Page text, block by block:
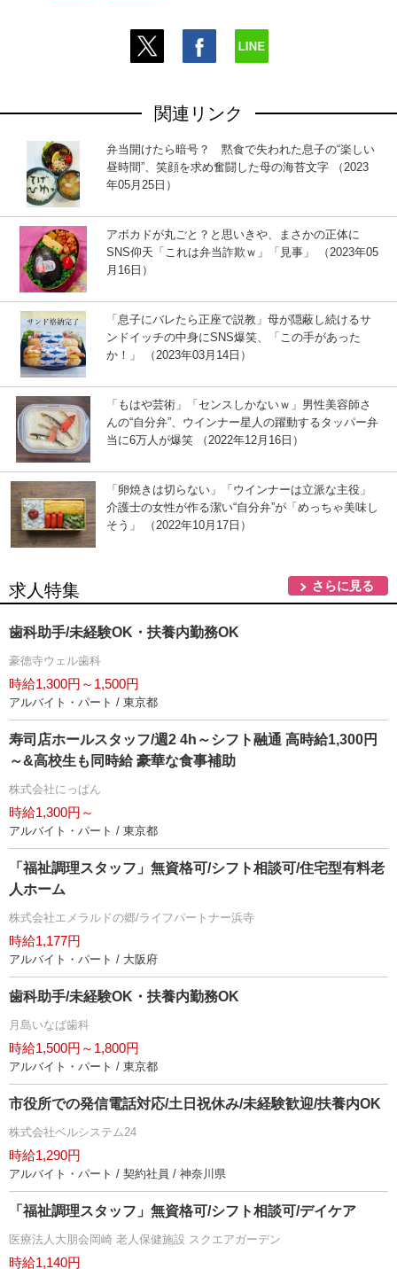
関連リンク
弁当開けたら暗号？ 黙食で失われた息子の“楽しい
昼時間”、笑顔を求め奮闘した母の海苔文字 （2023
年05月25日）
アボカドが丸ごと？と思いきや、まさかの正体に
SNS仰天「これは弁当詐欺ｗ」「見事」 （2023年05
月16日）
「息子にバレたら正座で説教」母が隠蔽し続けるサ
ンドイッチの中身にSNS爆笑、「この手があった
か！」 （2023年03月14日）
「もはや芸術」「センスしかないｗ」男性美容師さ
んの“自分弁”、ウインナー星人の躍動するタッパー弁
当に6万人が爆笑 （2022年12月16日）
「卵焼きは切らない」「ウインナーは立派な主役」
介護士の女性が作る潔い“自分弁”が「めっちゃ美味し
そう」 （2022年10月17日）
求人特集 さらに見る
歯科助手/未経験OK・扶養内勤務OK
豪徳寺ウェル歯科
時給1,300円～1,500円
アルバイト・パート / 東京都
寿司店ホールスタッフ/週2 4h～シフト融通 高時給1,300円
～&高校生も同時給 豪華な食事補助
株式会社にっぱん
時給1,300円～
アルバイト・パート / 東京都
「福祉調理スタッフ」無資格可/シフト相談可/住宅型有料老
人ホーム
株式会社エメラルドの郷/ライフパートナー浜寺
時給1,177円
アルバイト・パート / 大阪府
歯科助手/未経験OK・扶養内勤務OK
月島いなば歯科
時給1,500円～1,800円
アルバイト・パート / 東京都
市役所での発信電話対応/土日祝休み/未経験歓迎/扶養内OK
株式会社ベルシステム24
時給1,290円
アルバイト・パート / 契約社員 / 神奈川県
「福祉調理スタッフ」無資格可/シフト相談可/デイケア
医療法人大朋会岡崎 老人保健施設 スクエアガーデン
時給1,140円